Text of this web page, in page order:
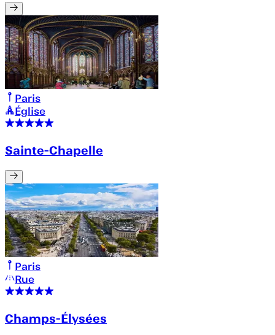
Paris
Église
Sainte-Chapelle
Paris
Rue
Champs-Élysées